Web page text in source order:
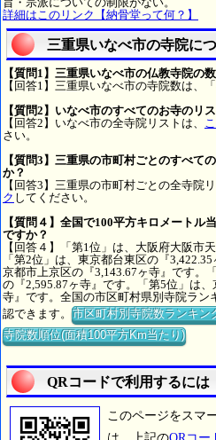
詳細はこのリンク【納骨堂って何？】
三重県いなべ市の寺院に
【質問1】三重県いなべ市の仏教寺院の
【回答1】三重県いなべ市の寺院数は、
【質問2】いなべ市のすべてのお寺のリ
【回答2】いなべ市の全寺院リストは、
さい。
【質問3】三重県の市町村ごとのすべて
か？
【回答3】三重県の市町村ごとの全寺院リ
ク してください。
【質問４】全国で100平方キロメートル
ですか？
【回答４】「第1位」は、大阪府大阪市
「第2位」は、東京都台東区の『
京都市上京区の『3,143.67ヶ寺』です。
の『2,595.87ヶ寺』です。「第5位」は
寺』です。全国の市区町村県別寺院ラ
認できます。市区町村別寺院数ランキン
寺院数順位(面積100平方Km当たり)
QRコードで利用するには
このページをスマ